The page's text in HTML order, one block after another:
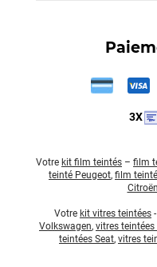
3X
Votre kit film teintés – film
teinté Peugeot, film
Citroën
Votre kit vitres teintées -
Volkswagen, vitres teintées
teintées Seat, vitres